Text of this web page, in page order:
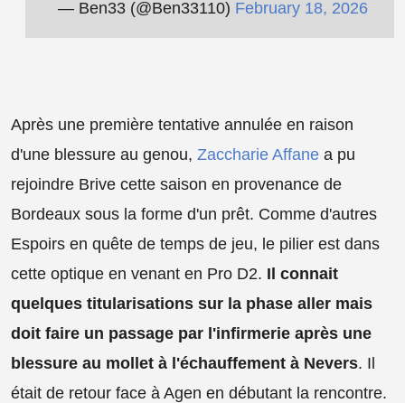
— Ben33 (@Ben33110) February 18, 2026
Après une première tentative annulée en raison
d'une blessure au genou, Zaccharie Affane a pu
rejoindre Brive cette saison en provenance de
Bordeaux sous la forme d'un prêt. Comme d'autres
Espoirs en quête de temps de jeu, le pilier est dans
cette optique en venant en Pro D2. Il connait
quelques titularisations sur la phase aller mais
doit faire un passage par l'infirmerie après une
blessure au mollet à l'échauffement à Nevers. Il
était de retour face à Agen en débutant la rencontre.